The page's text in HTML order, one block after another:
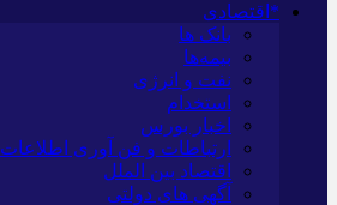
*اقتصادی
بانک ها
بیمه‌ها
نفت و انرژی
استخدام
اخبار بورس
ارتباطات و فن آوری اطلاعات
اقتصاد بین الملل
آگهی های دولتی